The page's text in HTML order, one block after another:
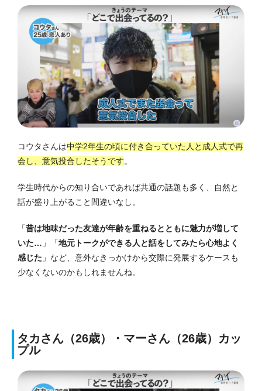
コウタさんは中学2年生の頃に付き合っていた人と成人式で再
会し、意気投合したそうです。
学生時代からの知り合いであれば共通の話題も多く、自然と
話が盛り上がること間違いなし。
「昔は地味だった友達が年齢を重ねるとともに魅力が増して
いた… 」「地元トークができる人と話をしてみたら心地よく
感じた 」など、意外なきっかけから交際に発展するケースも
少なくないのかもしれませんね。
タカさん（26歳）・マーさん（26歳）カッ
プル